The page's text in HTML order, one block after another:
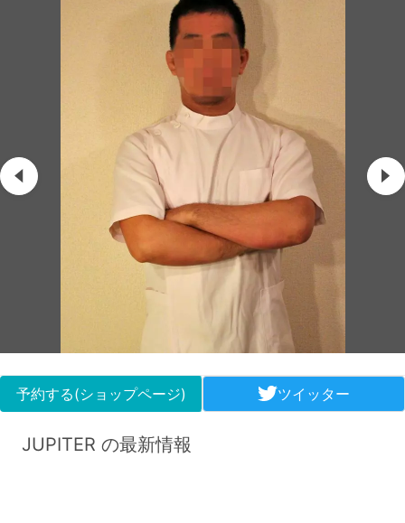
予約する(ショップページ) ツイッター
JUPITER の最新情報